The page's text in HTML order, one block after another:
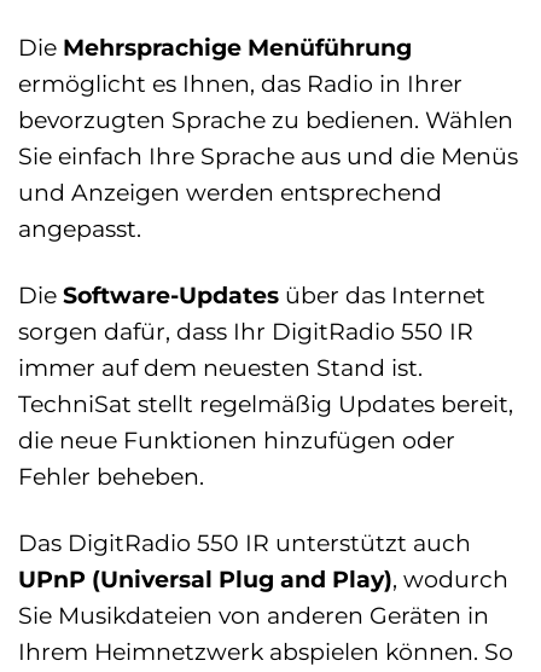
Die Mehrsprachige Menüführung
ermöglicht es Ihnen, das Radio in Ihrer
bevorzugten Sprache zu bedienen. Wählen
Sie einfach Ihre Sprache aus und die Menüs
und Anzeigen werden entsprechend
angepasst.
Die Software-Updates über das Internet
sorgen dafür, dass Ihr DigitRadio 550 IR
immer auf dem neuesten Stand ist.
TechniSat stellt regelmäßig Updates bereit,
die neue Funktionen hinzufügen oder
Fehler beheben.
Das DigitRadio 550 IR unterstützt auch
UPnP (Universal Plug and Play), wodurch
Sie Musikdateien von anderen Geräten in
Ihrem Heimnetzwerk abspielen können. So